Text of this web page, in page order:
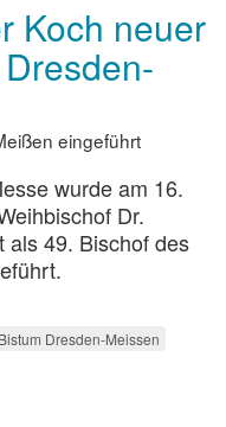
Koch neuer
eingeführt
wurde am 16.
Dr.
als 49. Bischof des
Bistum Dresden-Meissen